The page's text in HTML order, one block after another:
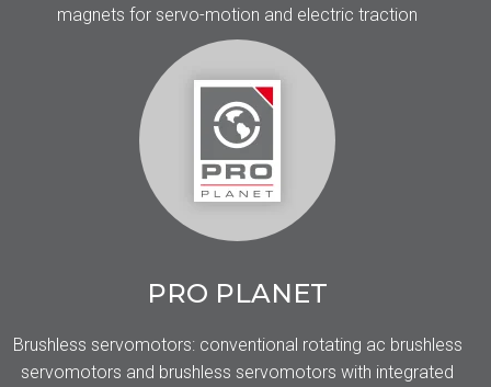
magnets for servo-motion and electric traction
PRO PLANET
Brushless servomotors: conventional rotating ac brushless
servomotors and brushless servomotors with integrated